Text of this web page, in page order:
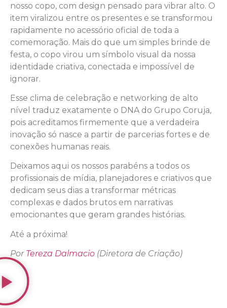
nosso copo, com design pensado para vibrar alto. O
item viralizou entre os presentes e se transformou
rapidamente no acessório oficial de toda a
comemoração. Mais do que um simples brinde de
festa, o copo virou um símbolo visual da nossa
identidade criativa, conectada e impossível de
ignorar.
Esse clima de celebração e networking de alto
nível traduz exatamente o DNA do Grupo Coruja,
pois acreditamos firmemente que a verdadeira
inovação só nasce a partir de parcerias fortes e de
conexões humanas reais.
Deixamos aqui os nossos parabéns a todos os
profissionais de mídia, planejadores e criativos que
dedicam seus dias a transformar métricas
complexas e dados brutos em narrativas
emocionantes que geram grandes histórias.
Até a próxima!
Por Tereza Dalmacio (Diretora de Criação)